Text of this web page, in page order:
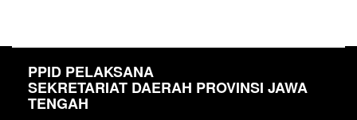
PPID PELAKSANA
SEKRETARIAT DAERAH PROVINSI JAWA
TENGAH